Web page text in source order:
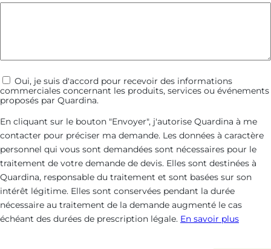
Communications
commerciales
Oui, je suis d'accord pour recevoir des informations
commerciales concernant les produits, services ou événements
proposés par Quardina.
En cliquant sur le bouton "Envoyer", j'autorise Quardina à me
contacter pour préciser ma demande. Les données à caractère
personnel qui vous sont demandées sont nécessaires pour le
traitement de votre demande de devis. Elles sont destinées à
Quardina, responsable du traitement et sont basées sur son
intérêt légitime. Elles sont conservées pendant la durée
nécessaire au traitement de la demande augmenté le cas
échéant des durées de prescription légale. En savoir plus